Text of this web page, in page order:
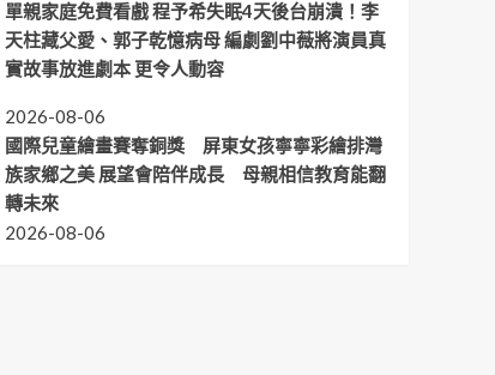
單親家庭免費看戲 程予希失眠4天後台崩潰！李
天柱藏父愛、郭子乾憶病母 編劇劉中薇將演員真
實故事放進劇本 更令人動容
2026-08-06
國際兒童繪畫賽奪銅獎 屏東女孩寧寧彩繪排灣
族家鄉之美 展望會陪伴成長 母親相信教育能翻
轉未來
2026-08-06